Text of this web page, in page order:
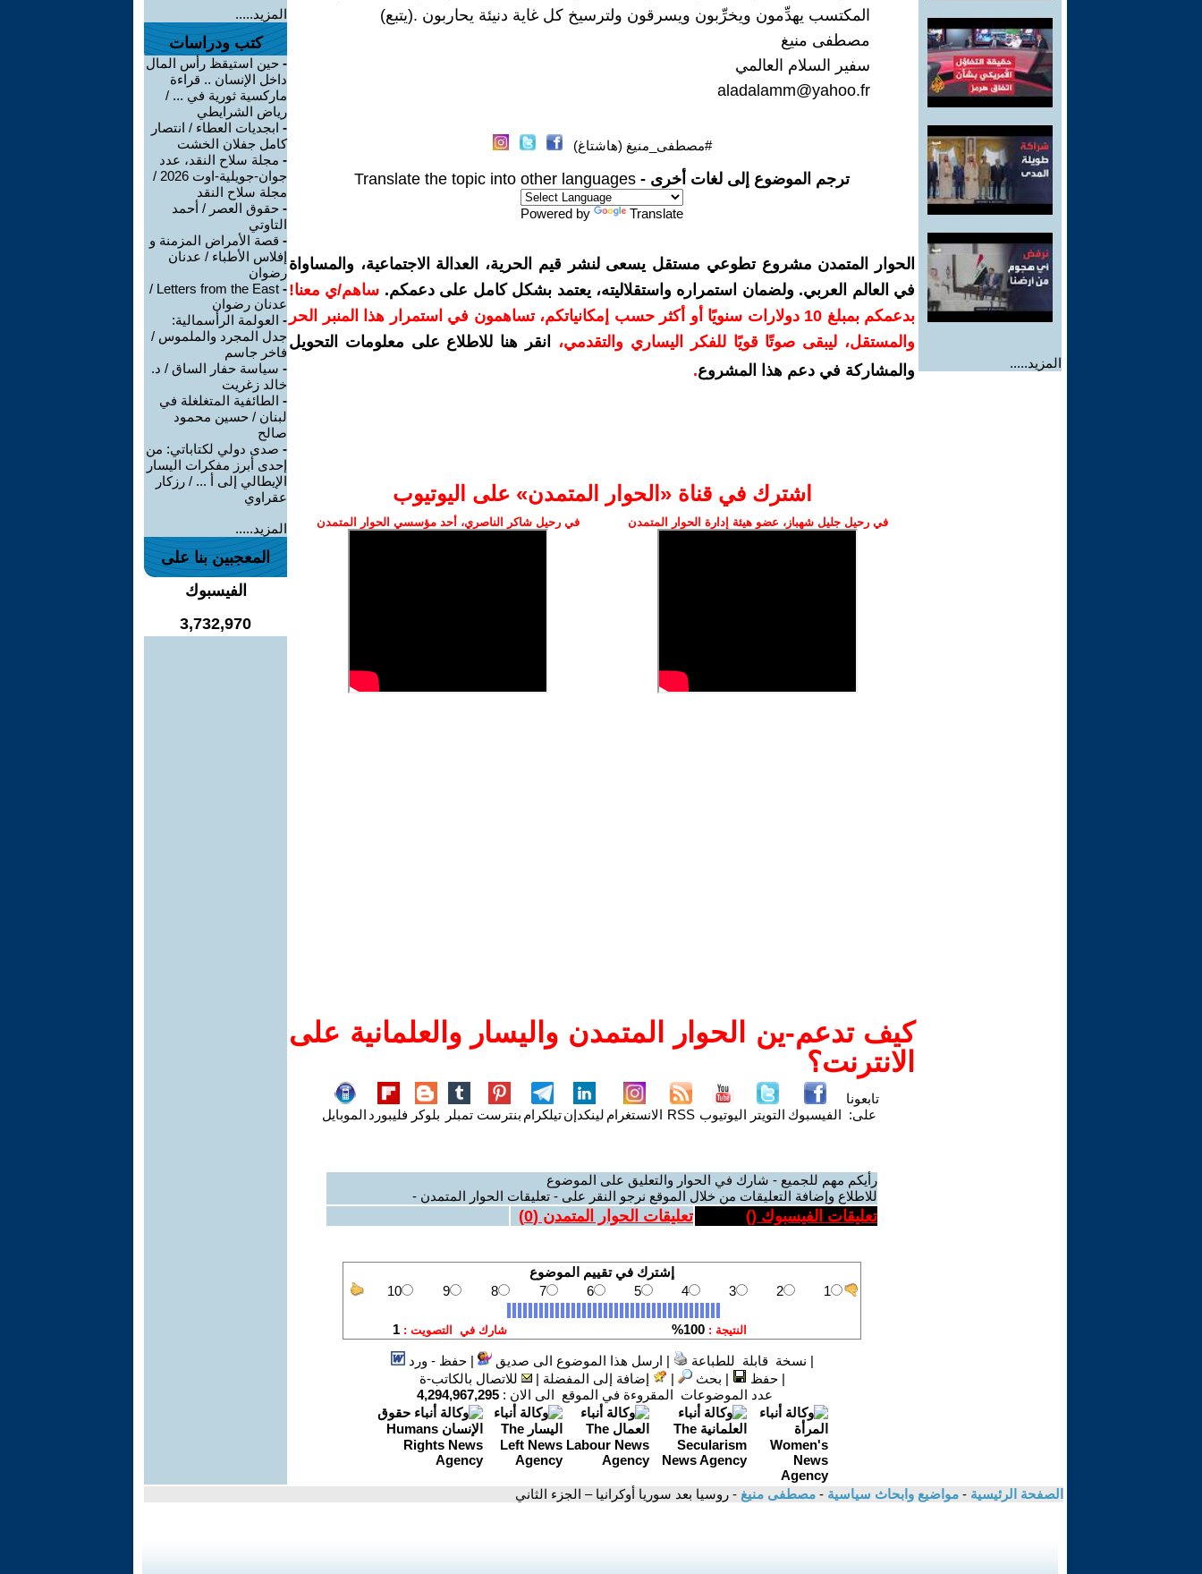
المزيد.....
المكتسب يهدِّمون ويخرِّبون ويسرقون ولترسيخ كل غاية دنيئة يحاربون .(يتبع)
مصطفى منيغ
سفير السلام العالمي
aladalamm@yahoo.fr
#مصطفى_منيغ (هاشتاغ)
ترجم الموضوع إلى لغات أخرى - Translate the topic into other languages
Powered by Translate
الحوار المتمدن مشروع تطوعي مستقل يسعى لنشر قيم الحرية، العدالة الاجتماعية، والمساواة
في العالم العربي. ولضمان استمراره واستقلاليته، يعتمد بشكل كامل على دعمكم. ساهم/ي معنا!
بدعمكم بمبلغ 10 دولارات سنويًا أو أكثر حسب إمكانياتكم، تساهمون في استمرار هذا المنبر الحر
والمستقل، ليبقى صوتًا قويًا للفكر اليساري والتقدمي،
انقر هنا للاطلاع على معلومات التحويل
والمشاركة في دعم هذا المشروع.
اشترك في قناة ‫«الحوار المتمدن» على اليوتيوب
في رحيل جليل شهباز، عضو هيئة إدارة الحوار المتمدن في رحيل شاكر الناصري، أحد مؤسسي الحوار المتمدن
كيف تدعم-ين الحوار المتمدن واليسار والعلمانية على
الانترنت؟
تابعونا
على: الفيسبوك التويتر اليوتيوب RSS الانستغرام لينكدإنتيلكرام بنترست تمبلر بلوكر فليبورد الموبايل
رأيكم مهم للجميع - شارك في الحوار والتعليق على الموضوع
للاطلاع وإضافة التعليقات من خلال الموقع نرجو النقر على - تعليقات الحوار المتمدن -
تعليقات الفيسبوك () تعليقات الحوار المتمدن (0
)
| نسخة قابلة للطباعة | ارسل هذا الموضوع الى صديق |حفظ - ورد
|حفظ | بحث | إضافة إلى المفضلة |
للاتصال بالكاتب-ة
عدد الموضوعات المقروءة في الموقع الى الان : 4,294,967,295
المزيد.....
كتب ودراسات
- حين استيقظ رأس المال
داخل الإنسان .. قراءة
ماركسية ثورية في ... /
رياض الشرايطي
- ابجديات العطاء / انتصار
كامل جفلان الخشت
- مجلة سلاح النقد، عدد
جوان-جويلية-اوت 2026 /
مجلة سلاح النقد
- حقوق العصر / أحمد
التاوتي
- قصة الأمراض المزمنة و
إفلاس الأطباء / عدنان
رضوان
-
Letters from the East /
عدنان رضوان
- العولمة الرأسمالية:
جدل المجرد والملموس /
فاخر جاسم
- سياسة حفار الساق / د.
خالد زغريت
- الطائفية المتغلغلة في
لبنان / حسين محمود
صالح
- صدى دولي لكتاباتي: من
إحدى أبرز مفكرات اليسار
الإيطالي إلى أ ... / رزكار
عقراوي
المزيد.....
المعجبين بنا على
الفيسبوك
3,732,970
الصفحة الرئيسية - مواضيع وابحاث سياسية - مصطفى منيغ - روسيا بعد سوريا أوكرانيا – الجزء الثاني